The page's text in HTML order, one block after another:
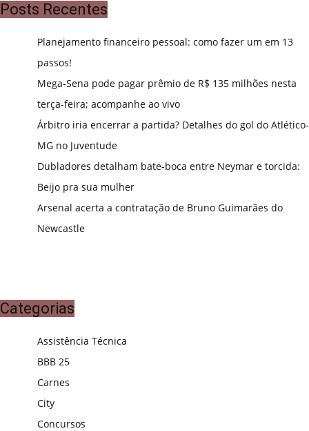
Posts Recentes
Planejamento financeiro pessoal: como fazer um em 13
passos!
Mega-Sena pode pagar prêmio de R$ 135 milhões nesta
terça-feira; acompanhe ao vivo
Árbitro iria encerrar a partida? Detalhes do gol do Atlético-
MG no Juventude
Dubladores detalham bate-boca entre Neymar e torcida:
Beijo pra sua mulher
Arsenal acerta a contratação de Bruno Guimarães do
Newcastle
Categorias
Assistência Técnica
BBB 25
Carnes
City
Concursos